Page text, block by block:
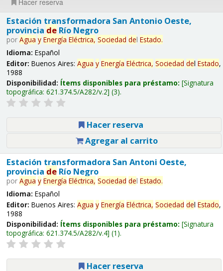
Hacer reserva
Estación transformadora San Antonio Oeste,
provincia deRío Negro
por Agua y Energía Eléctrica, Sociedad del Estado.
Idioma: Español
Editor: Buenos Aires: Agua y Energía Eléctrica, Sociedad del Estado,
1988
Disponibilidad: Ítems disponibles para préstamo: Signatura
topográfica: 621.374.5/A282/v.2 (3).
Hacer reserva
Agregar al carrito
Estación transformadora San Antoni Oeste,
provincia deRío Negro
por Agua y Energía Eléctrica, Sociedad del Estado.
Idioma: Español
Editor: Buenos Aires: Agua y Energía Eléctrica, Sociedad del Estado,
1988
Disponibilidad: Ítems disponibles para préstamo: Signatura
topográfica: 621.374.5/A282/v.4 (1).
Hacer reserva